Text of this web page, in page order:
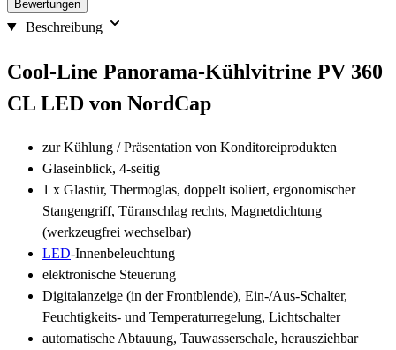
Bewertungen
Beschreibung
Cool-Line Panorama-Kühlvitrine PV 360
CL LED von NordCap
zur Kühlung / Präsentation von Konditoreiprodukten
Glaseinblick, 4-seitig
1 x Glastür, Thermoglas, doppelt isoliert, ergonomischer
Stangengriff, Türanschlag rechts, Magnetdichtung
(werkzeugfrei wechselbar)
LED-Innenbeleuchtung
elektronische Steuerung
Digitalanzeige (in der Frontblende), Ein-/Aus-Schalter,
Feuchtigkeits- und Temperaturregelung, Lichtschalter
automatische Abtauung, Tauwasserschale, herausziehbar